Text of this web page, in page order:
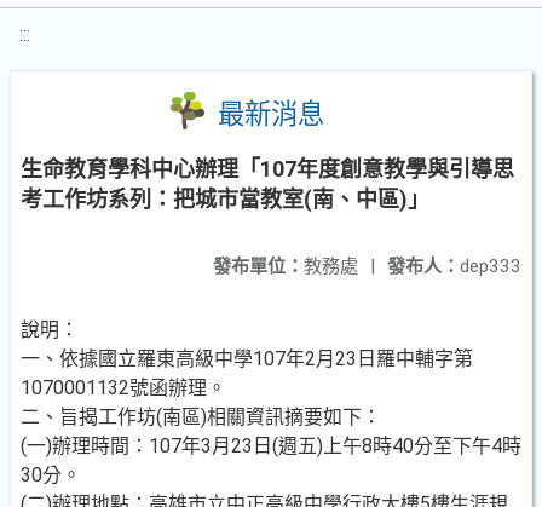
:::
最新消息
生命教育學科中心辦理「107年度創意教學與引導思
考工作坊系列：把城市當教室(南、中區)」
發布人： dep333
發布單位： 教務處 |
說明：
一、依據國立羅東高級中學107年2月23日羅中輔字第
1070001132號函辦理。
二、旨揭工作坊(南區)相關資訊摘要如下：
(一)辦理時間：107年3月23日(週五)上午8時40分至下午4時
30分。